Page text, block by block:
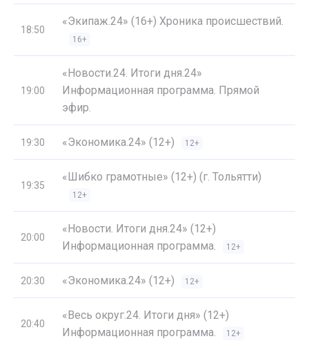
18:50
«Экипаж.24» (16+) Хроника происшествий.
16+
19:00
«Новости.24. Итоги дня.24»
Информационная программа. Прямой
эфир.
19:30 «Экономика.24» (12+) 12+
19:35
«Шибко грамотные» (12+) (г. Тольятти)
12+
20:00
«Новости. Итоги дня.24» (12+)
Информационная программа.
12+
20:30 «Экономика.24» (12+) 12+
20:40
«Весь округ.24. Итоги дня» (12+)
Информационная программа.
12+